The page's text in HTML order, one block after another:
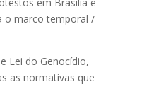
o marco temporal /
Lei do Genocídio,
as normativas que